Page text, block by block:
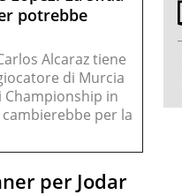
potrebbe
Alcaraz tiene
di Murcia
in
per la
per Jodar